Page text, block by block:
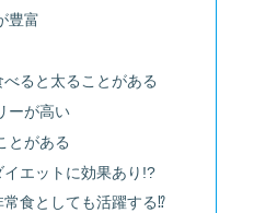
豊富
ると太ることがある
ーが高い
とがある
エットに効果あり!?
食としても活躍する⁉